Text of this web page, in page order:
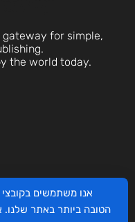
gateway for simple,
the world today.
אנו משתמשים בקובצי
הטובה ביותר באתר